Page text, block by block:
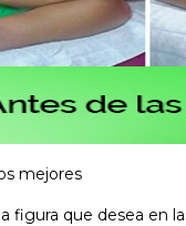
mejores
figura que desea en